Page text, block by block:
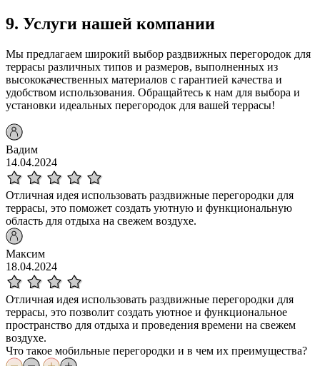
9. Услуги нашей компании
Мы предлагаем широкий выбор раздвижных перегородок для
террасы различных типов и размеров, выполненных из
высококачественных материалов с гарантией качества и
удобством использования. Обращайтесь к нам для выбора и
установки идеальных перегородок для вашей террасы!
Вадим
14.04.2024
Отличная идея использовать раздвижные перегородки для
террасы, это поможет создать уютную и функциональную
область для отдыха на свежем воздухе.
Максим
18.04.2024
Отличная идея использовать раздвижные перегородки для
террасы, это позволит создать уютное и функциональное
пространство для отдыха и проведения времени на свежем
воздухе.
Что такое мобильные перегородки и в чем их преимущества?